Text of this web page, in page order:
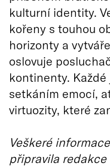
kulturní identity.
kořeny s touhou
horizonty a
oslovuje
kontinenty.
setkáním emocí,
virtuozity, které
Veškeré
připravila redakce